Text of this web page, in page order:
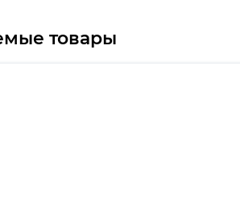
товары